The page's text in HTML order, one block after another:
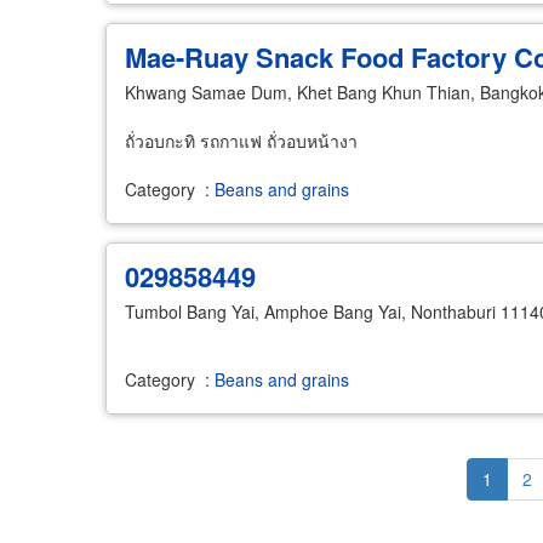
Mae-Ruay Snack Food Factory
Khwang Samae Dum, Khet Bang Khun Thian,
ถั่วอบกะทิ รถกาแฟ ถั่วอบหน้างา
Category : Beans and grains
029858449
Tumbol Bang Yai, Amphoe Bang Yai, Nonthaburi
Category : Beans and grains
Current
page
1 2